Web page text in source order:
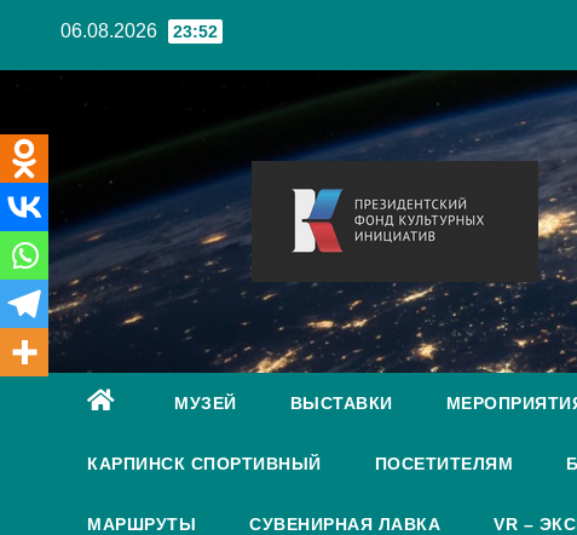
06.08.2026 23:52
МУЗЕЙ ВЫСТАВКИ
КАРПИНСК СПОРТИВНЫЙ ПОСЕТИТЕЛЯМ
МАРШРУТЫ СУВЕНИРНАЯ ЛАВКА VR –